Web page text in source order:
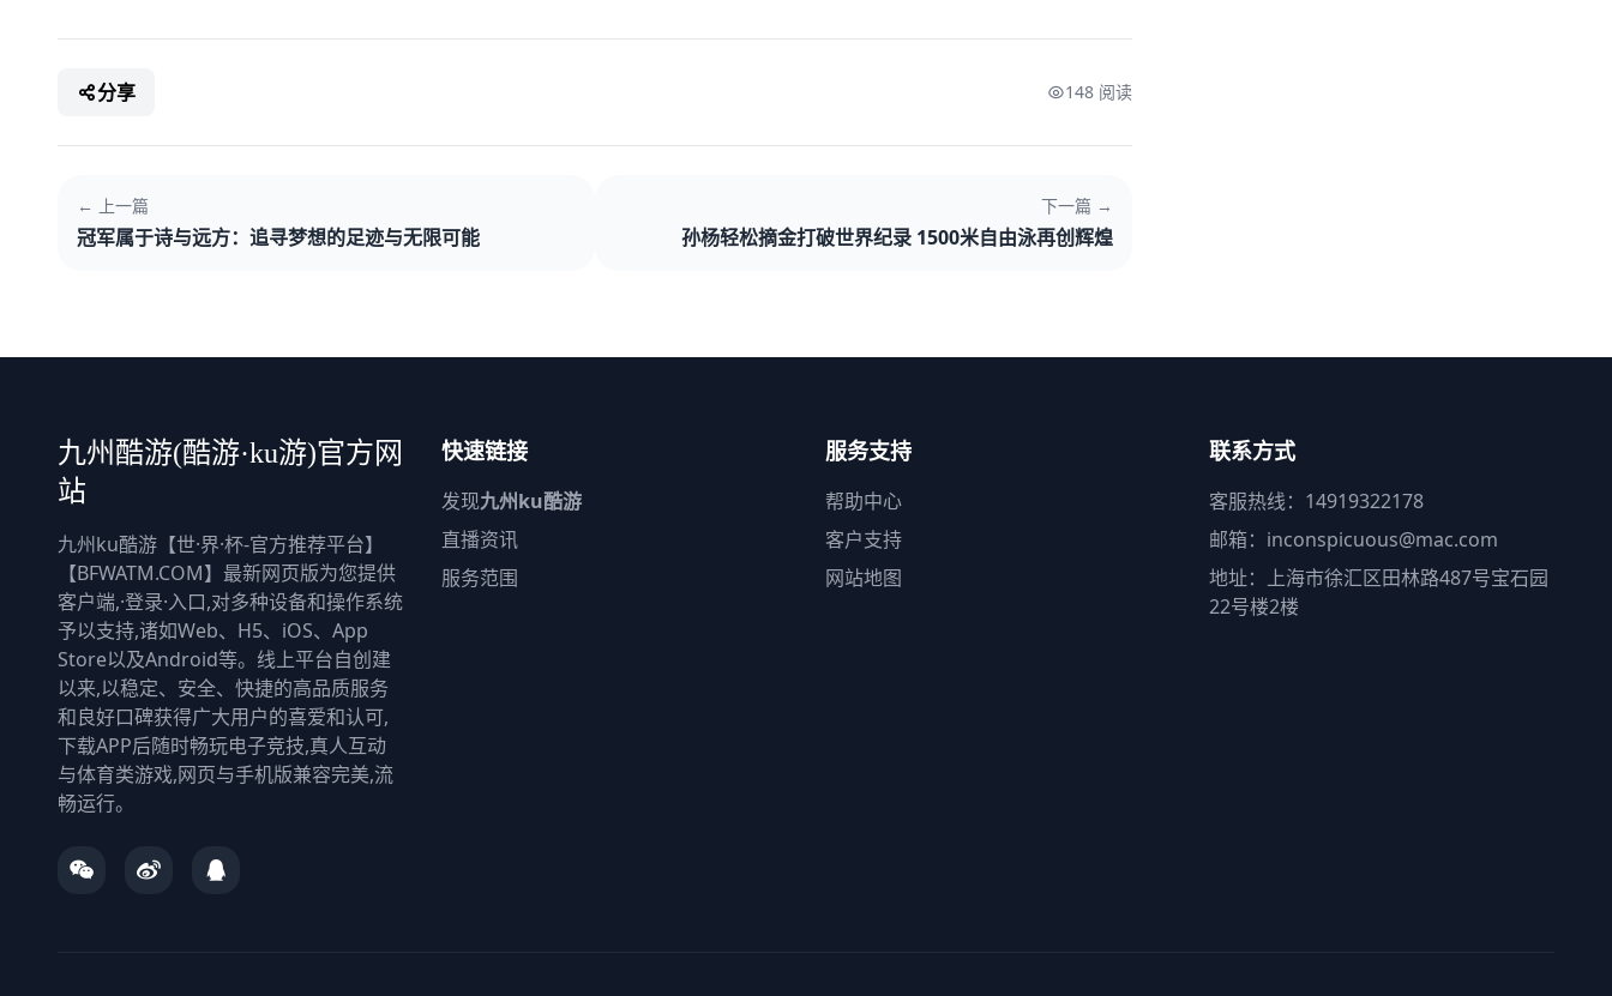
分享 148 阅读
← 上一篇
冠军属于诗与远方：追寻梦想的足迹与无限可能
下一篇 →
孙杨轻松摘金打破世界纪录 1500米自由泳再创辉煌
九州酷游(酷游·ku游)官方网
站
九州ku酷游【世·界·杯-官方推荐平台】
【BFWATM.COM】最新网页版为您提供
客户端,·登录·入口,对多种设备和操作系统
予以支持,诸如Web、H5、iOS、App
Store以及Android等。线上平台自创建
以来,以稳定、安全、快捷的高品质服务
和良好口碑获得广大用户的喜爱和认可,
下载APP后随时畅玩电子竞技,真人互动
与体育类游戏,网页与手机版兼容完美,流
畅运行。
快速链接
发现九州ku酷游
直播资讯
服务范围
服务支持
帮助中心
客户支持
网站地图
联系方式
客服热线：14919322178
邮箱：inconspicuous@mac.com
地址：上海市徐汇区田林路487号宝石园
22号楼2楼